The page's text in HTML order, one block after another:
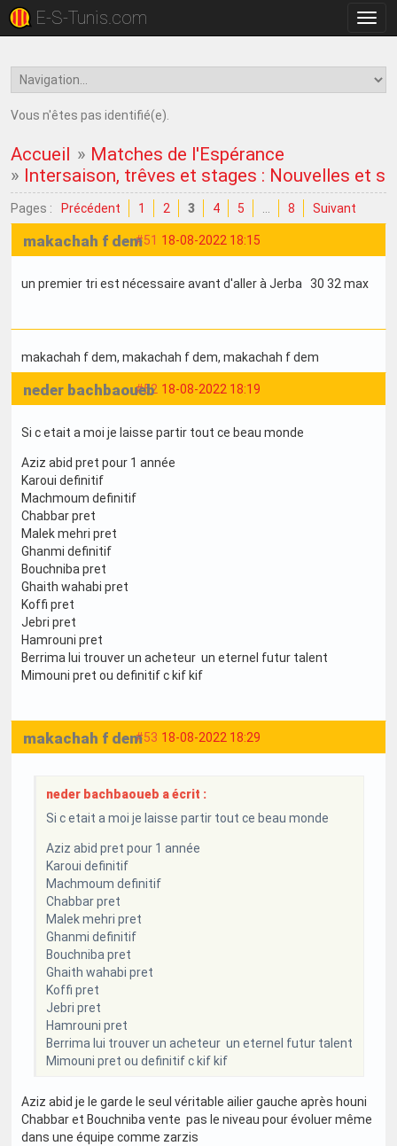
la
E-S-Tunis.com
Vous n'êtes pas identifié(e).
Accueil » Matches de l'Espérance
» Intersaison, trêves et stages : Nouvelles et
Pages : Précédent 1 2 3 4 5 8 Suivant
#51 18-08-2022 18:15
makachah f dem
un premier tri est nécessaire avant d'aller à Jerba 30 32 max
makachah f dem, makachah f dem, makachah f dem
#52 18-08-2022 18:19
neder bachbaoueb
Si c etait a moi je laisse partir tout ce beau monde
Aziz abid pret pour 1 année
Karoui definitif
Machmoum definitif
Chabbar pret
Malek mehri pret
Ghanmi definitif
Bouchniba pret
Ghaith wahabi pret
Koffi pret
Jebri pret
Hamrouni pret
Berrima lui trouver un acheteur un eternel futur talent
Mimouni pret ou definitif c kif kif
#53 18-08-2022 18:29
makachah f dem
neder bachbaoueb a écrit :
Si c etait a moi je laisse partir tout ce beau monde
Aziz abid pret pour 1 année
Karoui definitif
Machmoum definitif
Chabbar pret
Malek mehri pret
Ghanmi definitif
Bouchniba pret
Ghaith wahabi pret
Koffi pret
Jebri pret
Hamrouni pret
Berrima lui trouver un acheteur un eternel futur talent
Mimouni pret ou definitif c kif kif
Aziz abid je le garde le seul véritable ailier gauche après houni
Chabbar et Bouchniba vente pas le niveau pour évoluer même
dans une équipe comme zarzis